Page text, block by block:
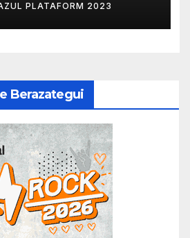
PLATAFORM 2023
Berazategui